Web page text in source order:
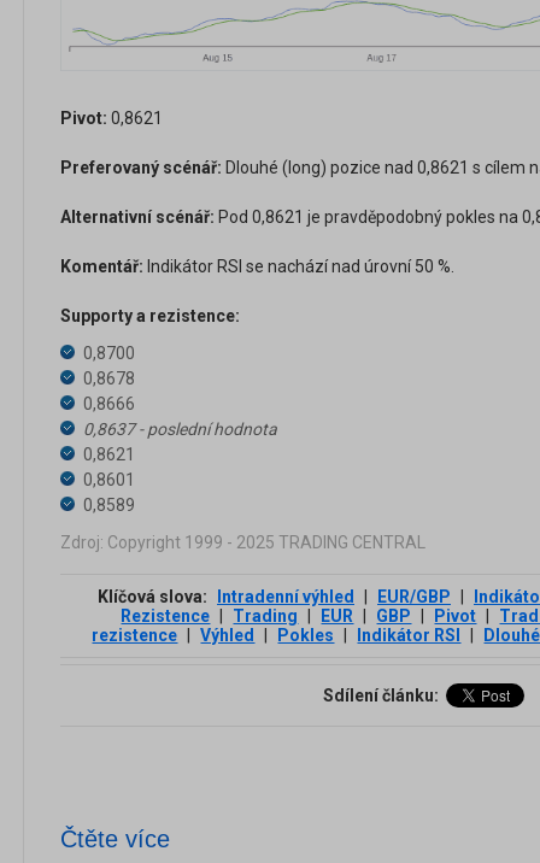
Pivot: 0,8621
Preferovaný scénář: Dlouhé (long) pozice nad 0,8621 s cílem
Alternativní scénář: Pod 0,8621 je pravděpodobný pokles na
Komentář: Indikátor RSI se nachází nad úrovní 50 %.
Supporty a rezistence:
0,8700
0,8678
0,8666
0,8637 - poslední hodnota
0,8621
0,8601
0,8589
Zdroj: Copyright 1999 - 2025 TRADING CENTRAL
Klíčová slova: Intradenní výhled EUR/GBP
Rezistence
Trading EUR GBP Pivot
rezistence
Výhled Pokles Indikátor RSI
Sdílení článku:
Čtěte více